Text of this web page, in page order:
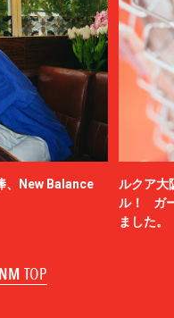
、New Balance
ルクア大
ル！ ガ
ました。
TOP